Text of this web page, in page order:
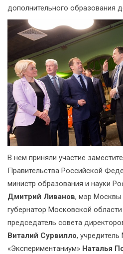
дополнительного образования
В нем приняли участие
Правительства Российской
министр образования и науки
Дмитрий Ливанов, мэр Москвы
губернатор Московской области
председатель совета
Виталий Сурвилло,
«Экспериментаниум» Наталья